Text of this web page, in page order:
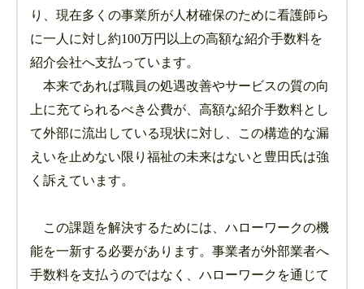
り、現在多くの事業所が人材確保のために看護師ら
に一人に対し約100万円以上の高額な紹介手数料を
紹介会社へ支払っています。
本来であれば職員の処遇改善やサービスの質の向
上に充てられるべき公費が、高額な紹介手数料とし
て外部に流出している現状に対し、この構造的な漏
えいを止めない限り福祉の未来はないと豊田氏は強
く訴えています。
この課題を解決するためには、ハローワークの機
能を一新する必要があります。事業者が外部業者へ
手数料を支払うのではなく、ハローワークを通じて